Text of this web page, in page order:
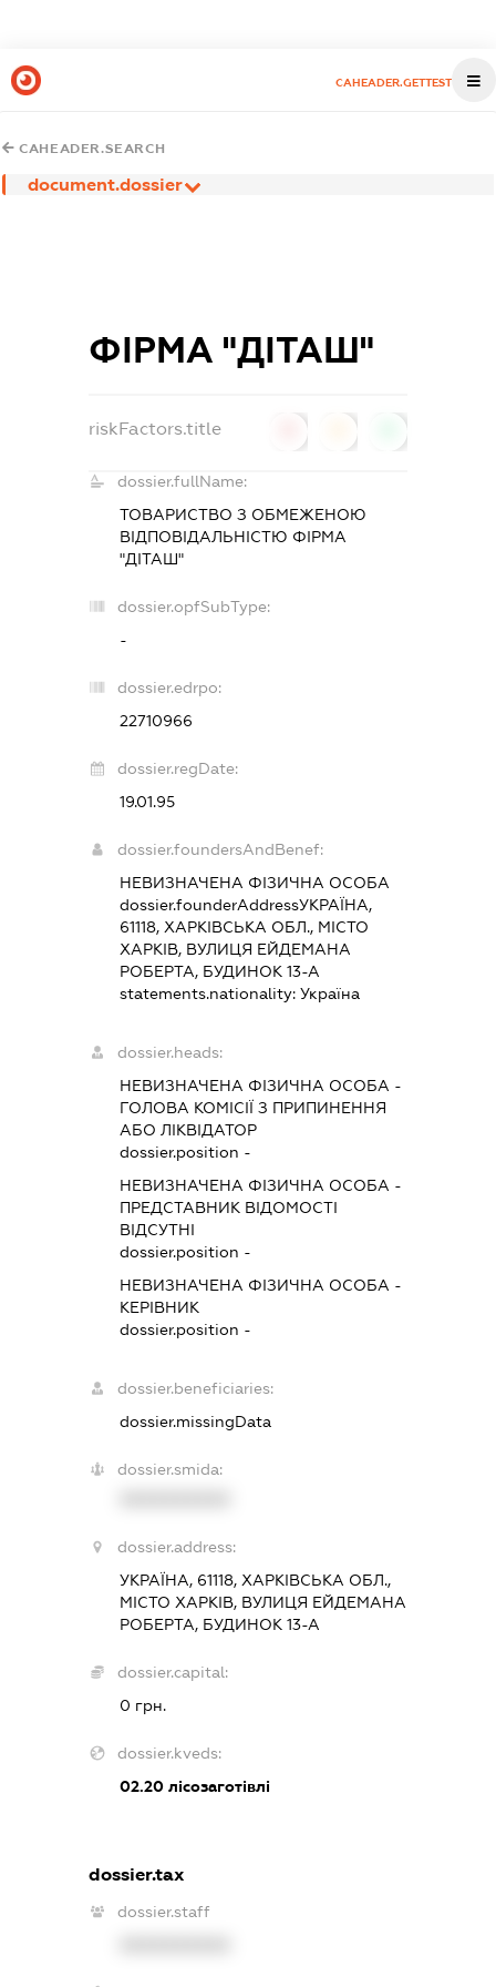
CAHEADER.GETTEST
CAHEADER.SEARCH
document.dossier
ФІРМА "ДІТАШ"
riskFactors.title
dossier.fullName:
ТОВАРИСТВО З ОБМЕЖЕНОЮ
ВІДПОВІДАЛЬНІСТЮ ФІРМА
"ДІТАШ"
dossier.opfSubType:
-
dossier.edrpo:
22710966
dossier.regDate:
19.01.95
dossier.foundersAndBenef:
НЕВИЗНАЧЕНА ФІЗИЧНА ОСОБА
dossier.founderAddressУКРАЇНА,
61118, ХАРКІВСЬКА ОБЛ., МІСТО
ХАРКІВ, ВУЛИЦЯ ЕЙДЕМАНА
РОБЕРТА, БУДИНОК 13-А
statements.nationality:Україна
dossier.heads:
НЕВИЗНАЧЕНА ФІЗИЧНА ОСОБА -
ГОЛОВА КОМІСІЇ З ПРИПИНЕННЯ
АБО ЛІКВІДАТОР
dossier.position -
НЕВИЗНАЧЕНА ФІЗИЧНА ОСОБА -
ПРЕДСТАВНИК ВІДОМОСТІ
ВІДСУТНІ
dossier.position -
НЕВИЗНАЧЕНА ФІЗИЧНА ОСОБА -
КЕРІВНИК
dossier.position -
dossier.beneficiaries:
dossier.missingData
dossier.smida:
dossier.address:
УКРАЇНА, 61118, ХАРКІВСЬКА ОБЛ.,
МІСТО ХАРКІВ, ВУЛИЦЯ ЕЙДЕМАНА
РОБЕРТА, БУДИНОК 13-А
dossier.capital:
0 грн.
dossier.kveds:
02.20 лісозаготівлі
dossier.tax
dossier.staff